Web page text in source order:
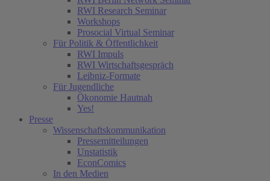
RWI Research Seminar
Workshops
Prosocial Virtual Seminar
Für Politik & Öffentlichkeit
RWI Impuls
RWI Wirtschaftsgespräch
Leibniz-Formate
Für Jugendliche
Ökonomie Hautnah
Yes!
Presse
Wissenschaftskommunikation
Pressemitteilungen
Unstatistik
EconComics
In den Medien